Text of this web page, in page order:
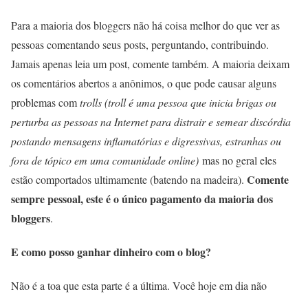
Para a maioria dos bloggers não há coisa melhor do que ver as
pessoas comentando seus posts, perguntando, contribuindo.
Jamais apenas leia um post, comente também. A maioria deixam
os comentários abertos a anônimos, o que pode causar alguns
problemas comtrolls(troll é uma pessoa que inicia brigas ou
perturba as pessoas na Internet para distrair e semear discórdia
postando mensagens inflamatórias e digressivas, estranhas ou
fora de tópico em uma comunidade online) mas no geral eles
estão comportados ultimamente (batendo na madeira). Comente
sempre pessoal, este é o único pagamento da maioria dos
bloggers.
E como posso ganhar dinheiro com o blog?
Não é a toa que esta parte é a última. Você hoje em dia não